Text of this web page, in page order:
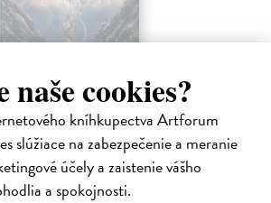
cookies?
kníhkupectva Artforum
slúžiace na zabezpečenie a meranie
účely a zaistenie vášho
a spokojnosti.
hovorí o boji dvoch najväčších mocností
Morgoth, najhorší zo všetkých, vodca
riadi zo svojej železnej pevnosti.